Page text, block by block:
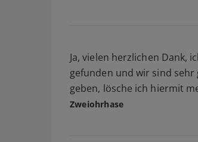
Ja, vielen herzlichen Dank,
gefunden und wir sind sehr
geben, lösche ich hiermit
Zweiohrhase